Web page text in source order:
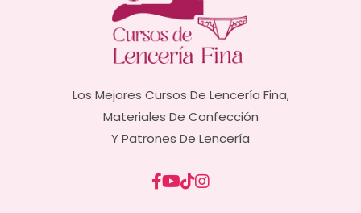
Los Mejores Cursos De Lencería Fina,
Materiales De Confección
Y Patrones De Lencería